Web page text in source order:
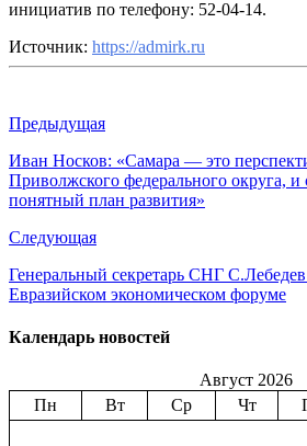
инициатив по телефону: 52-04-14.
Источник: https://admirk.ru
Предыдущая
Иван Носков: «Самара — это
Приволжского федерального округа, и
понятный план развития»
Следующая
Генеральный секретарь СНГ
Евразийском экономическом форуме
Календарь новостей
Август 2026
Пн
Вт Ср Чт